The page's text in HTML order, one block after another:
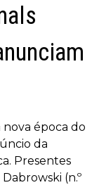
nova época do
da
Presentes
(n.º